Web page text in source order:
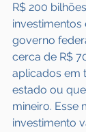
R$ 200
investimentos
governo
cerca de R$
aplicados em
estado ou
mineiro. Esse
investimento